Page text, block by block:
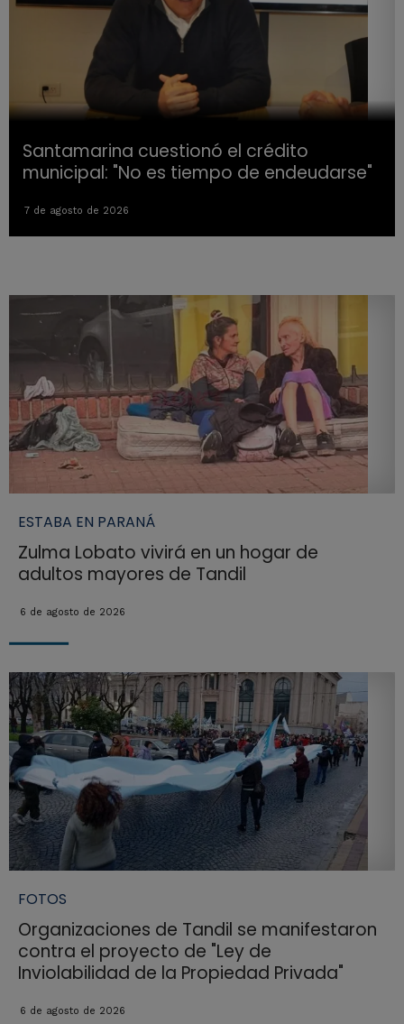
Santamarina cuestionó el crédito
municipal: "No es tiempo de endeudarse"
7 de agosto de 2026
ESTABA EN PARANÁ
Zulma Lobato vivirá en un hogar de
adultos mayores de Tandil
6 de agosto de 2026
FOTOS
Organizaciones de Tandil se manifestaron
contra el proyecto de "Ley de
Inviolabilidad de la Propiedad Privada"
6 de agosto de 2026